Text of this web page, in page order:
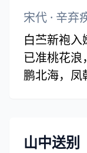
宋代 · 辛弃
白苎新袍入
已准桃花浪
鹏北海，凤
山中送别